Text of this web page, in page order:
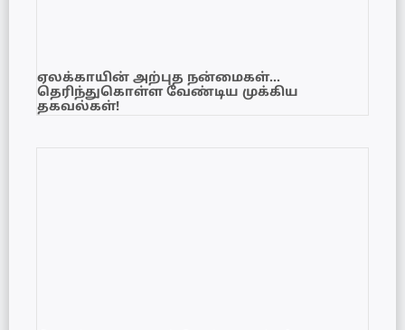
ஏலக்காயின் அற்புத நன்மைகள்…
தெரிந்துகொள்ள வேண்டிய முக்கிய
தகவல்கள்!